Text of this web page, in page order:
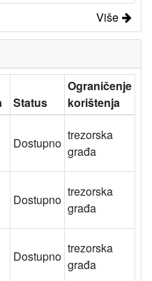
Više
Status
Ograničenje
korištenja
Dostupno
trezorska
građa
Dostupno
trezorska
građa
Dostupno
trezorska
građa